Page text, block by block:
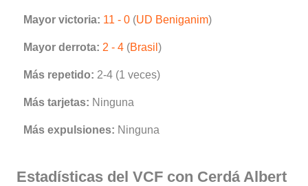
Mayor victoria: 11 - 0 (UD Beniganim)
Mayor derrota: 2 - 4 (Brasil )
Más repetido: 2-4 (1 veces)
Más tarjetas: Ninguna
Más expulsiones: Ninguna
Estadísticas del VCF con Cerdá Albert